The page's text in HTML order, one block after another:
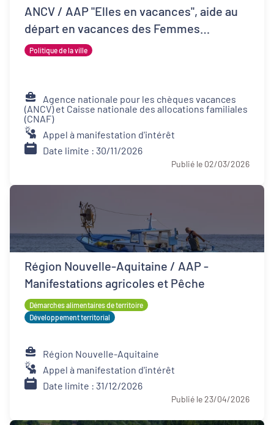
ANCV / AAP "Elles en vacances", aide au
départ en vacances des Femmes
Victimes de Violences et de leurs proches
Politique de la ville
Agence nationale pour les chèques vacances
(ANCV) et Caisse nationale des allocations familiales
(CNAF)
Appel à manifestation d'intérêt
Date limite : 30/11/2026
Publié le 02/03/2026
Région Nouvelle-Aquitaine / AAP -
Manifestations agricoles et Pêche
Démarches alimentaires de territoire
Développement territorial
Région Nouvelle-Aquitaine
Appel à manifestation d'intérêt
Date limite : 31/12/2026
Publié le 23/04/2026